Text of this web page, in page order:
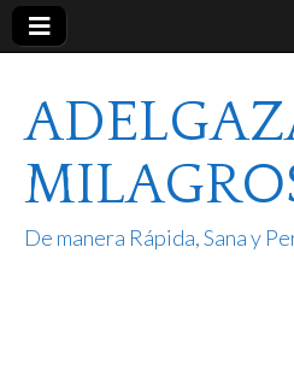
De manera Rápida, Sana y